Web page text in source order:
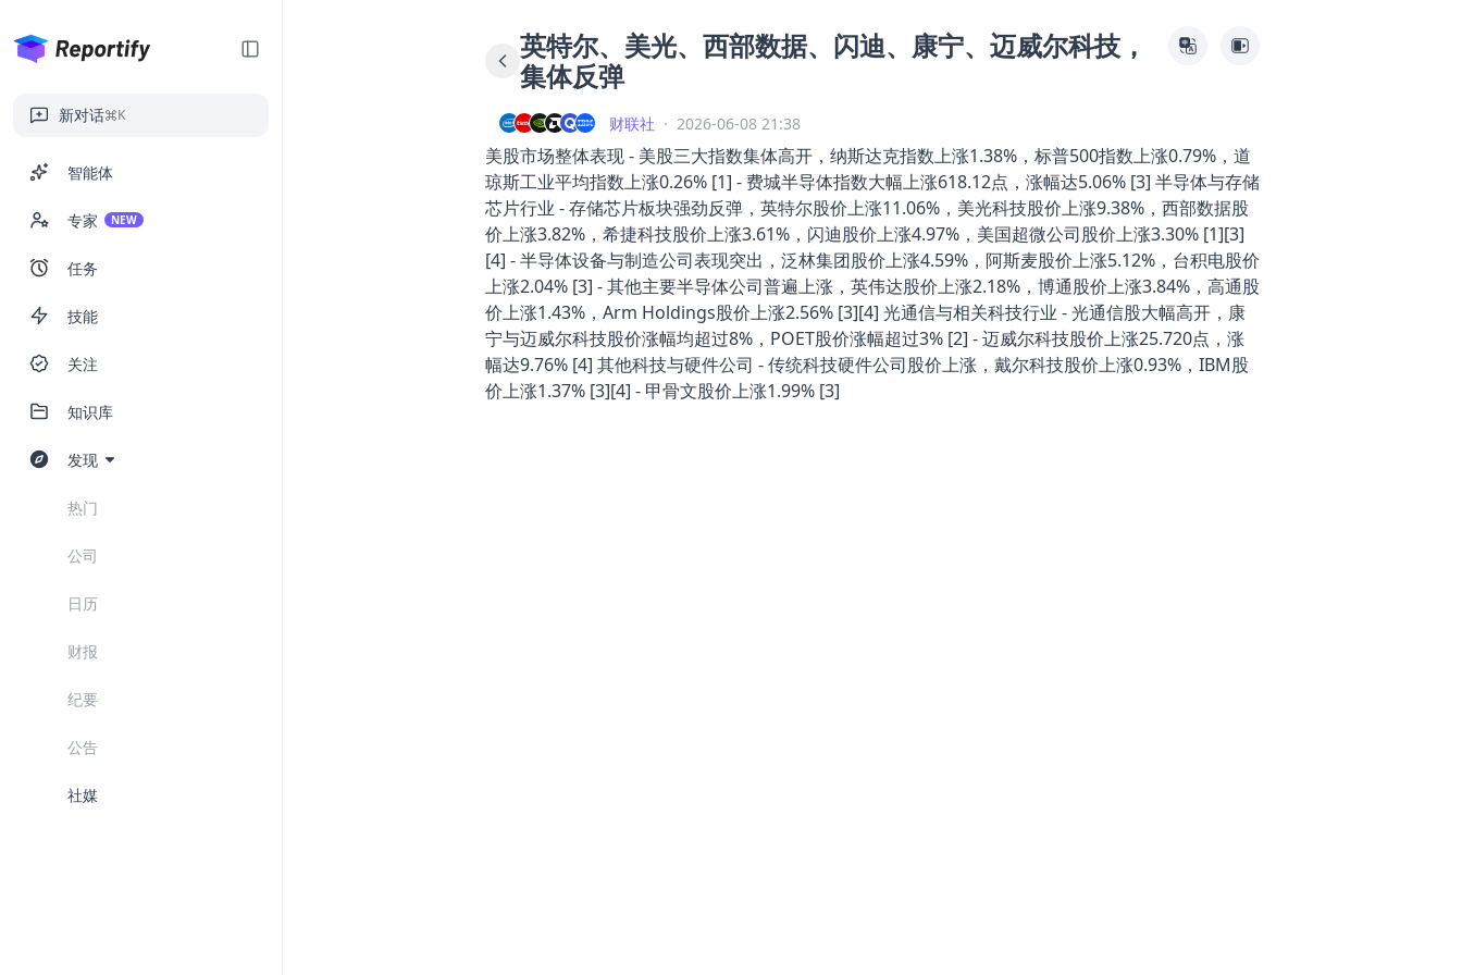
新对话 K
智能体
专家 NEW
任务
技能
关注
知识库
发现
热门
公司
日历
财报
纪要
公告
社媒
英特尔、美光、西部数据、闪迪、康宁、迈威尔科技，
集体反弹
财联社 · 2026-06-08 21:38
美股市场整体表现 - 美股三大指数集体高开，纳斯达克指数上涨1.38%，标普500指数上涨0.79%，道
琼斯工业平均指数上涨0.26% [1] - 费城半导体指数大幅上涨618.12点，涨幅达5.06% [3] 半导体与存储
芯片行业 - 存储芯片板块强劲反弹，英特尔股价上涨11.06%，美光科技股价上涨9.38%，西部数据股
价上涨3.82%，希捷科技股价上涨3.61%，闪迪股价上涨4.97%，美国超微公司股价上涨3.30% [1][3]
[4] - 半导体设备与制造公司表现突出，泛林集团股价上涨4.59%，阿斯麦股价上涨5.12%，台积电股价
上涨2.04% [3] - 其他主要半导体公司普遍上涨，英伟达股价上涨2.18%，博通股价上涨3.84%，高通股
价上涨1.43%，Arm Holdings股价上涨2.56% [3][4] 光通信与相关科技行业 - 光通信股大幅高开，康
宁与迈威尔科技股价涨幅均超过8%，POET股价涨幅超过3% [2] - 迈威尔科技股价上涨25.720点，涨
幅达9.76% [4] 其他科技与硬件公司 - 传统科技硬件公司股价上涨，戴尔科技股价上涨0.93%，IBM股
价上涨1.37% [3][4] - 甲骨文股价上涨1.99% [3]